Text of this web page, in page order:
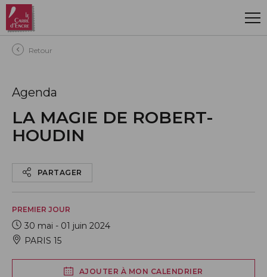
Aller au contenu principal
Retour
Agenda
LA MAGIE DE ROBERT-
HOUDIN
PARTAGER
PREMIER JOUR
30 mai - 01 juin 2024
PARIS 15
AJOUTER À MON CALENDRIER